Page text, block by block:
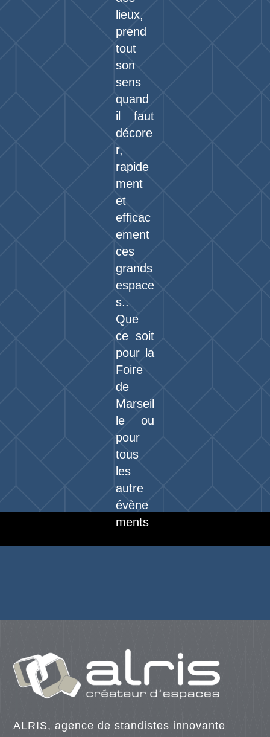
lieux,
prend
tout
son
sens
quand
il faut
décore
r,
rapide
ment
et
efficac
ement
ces
grands
espace
s..
Que
ce soit
pour la
Foire
de
Marseil
le ou
pour
tous
les
autre
évène
ments
ALRIS, agence de standistes innovante